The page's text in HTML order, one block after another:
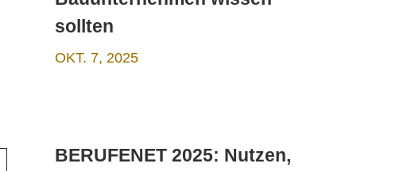
sollten
OKT. 7, 2025
BERUFENET 2025: Nutzen,